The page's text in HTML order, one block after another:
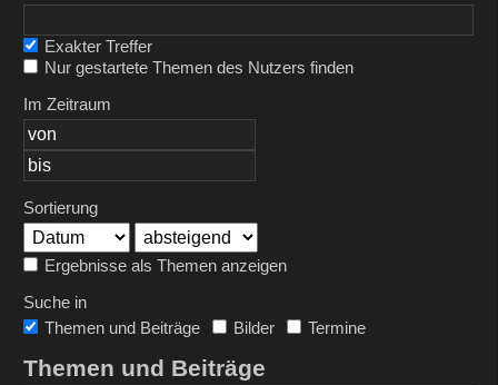
Exakter Treffer
Nur gestartete Themen des Nutzers finden
Im Zeitraum
Sortierung
Ergebnisse als Themen anzeigen
Suche in
Themen und Beiträge
Bilder Termine
Themen und Beiträge